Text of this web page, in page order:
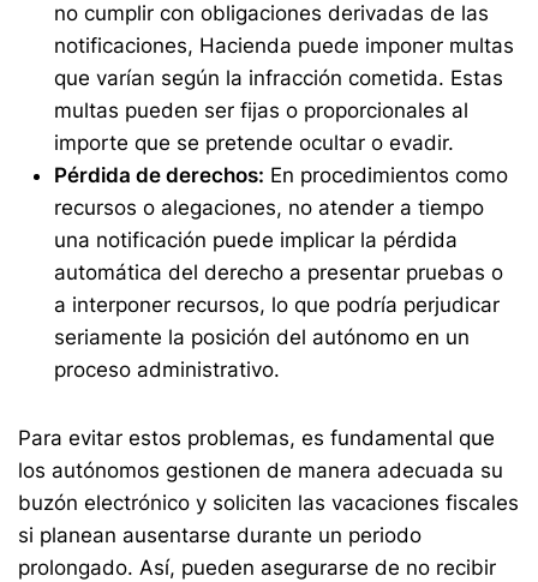
no cumplir con obligaciones derivadas de las
notificaciones, Hacienda puede imponer multas
que varían según la infracción cometida. Estas
multas pueden ser fijas o proporcionales al
importe que se pretende ocultar o evadir.
Pérdida de derechos: En procedimientos como
recursos o alegaciones, no atender a tiempo
una notificación puede implicar la pérdida
automática del derecho a presentar pruebas o
a interponer recursos, lo que podría perjudicar
seriamente la posición del autónomo en un
proceso administrativo.
Para evitar estos problemas, es fundamental que
los autónomos gestionen de manera adecuada su
buzón electrónico y soliciten las vacaciones fiscales
si planean ausentarse durante un periodo
prolongado. Así, pueden asegurarse de no recibir